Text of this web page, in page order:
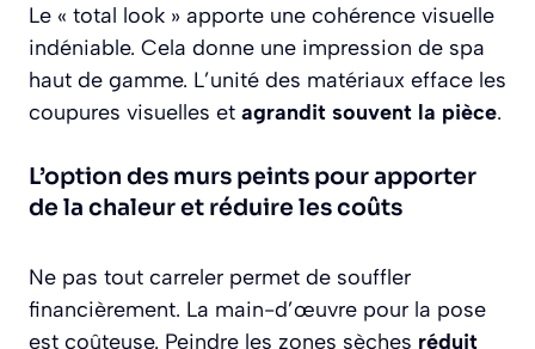
Le « total look » apporte une cohérence visuelle
indéniable. Cela donne une impression de spa
haut de gamme. L’unité des matériaux efface les
coupures visuelles et agrandit souvent la pièce.
L’option des murs peints pour apporter
de la chaleur et réduire les coûts
Ne pas tout carreler permet de souffler
financièrement. La main-d’œuvre pour la pose
est coûteuse. Peindre les zones sèches réduit